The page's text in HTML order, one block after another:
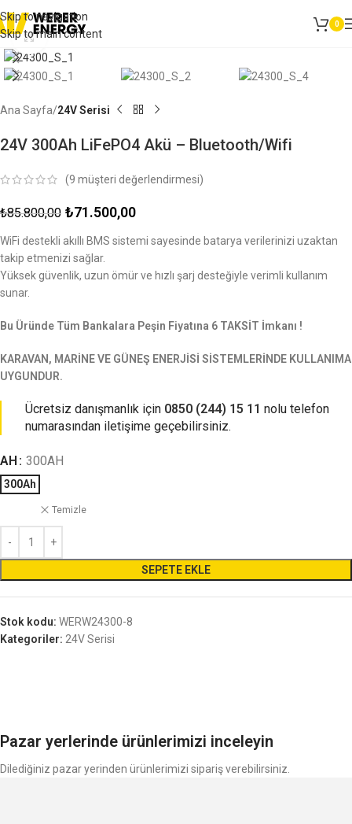
Skip to navigation
Skip to main content
0
Click to enlarge
Ana Sayfa 24V Serisi
24V 300Ah LiFePO4 Akü – Bluetooth/Wifi
(9 müşteri değerlendirmesi)
₺85.800,00 ₺71.500,00
WiFi destekli akıllı BMS sistemi sayesinde batarya verilerinizi uzaktan
takip etmenizi sağlar.
Yüksek güvenlik, uzun ömür ve hızlı şarj desteğiyle verimli kullanım
sunar.
Bu Üründe Tüm Bankalara Peşin Fiyatına 6 TAKSİT İmkanı !
KARAVAN, MARİNE VE GÜNEŞ ENERJİSİ SİSTEMLERİNDE KULLANIMA
UYGUNDUR.
Ücretsiz danışmanlık için 0850 (244) 15 11 nolu telefon
numarasından iletişime geçebilirsiniz.
AH 300AH
300Ah
Temizle
SEPETE EKLE
Stok kodu: WERW24300-8
Kategoriler: 24V Serisi
Pazar yerlerinde ürünlerimizi inceleyin
Dilediğiniz pazar yerinden ürünlerimizi sipariş verebilirsiniz.